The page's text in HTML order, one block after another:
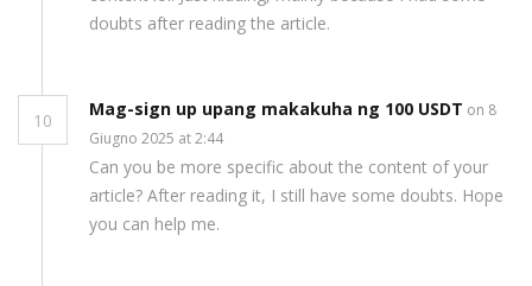
doubts after reading the article.
10
Mag-sign up upang makakuha ng 100 USDT on 8
Giugno 2025 at 2:44
Can you be more specific about the content of your
article? After reading it, I still have some doubts. Hope
you can help me.